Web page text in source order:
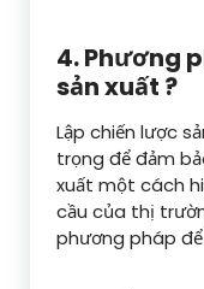
4. Phương
sản xuất ?
Lập chiến lược
trọng để đảm
xuất một cách
cầu của thị
phương pháp để